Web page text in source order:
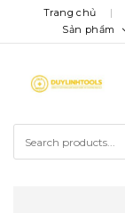
Trang chủ
Sản phẩm